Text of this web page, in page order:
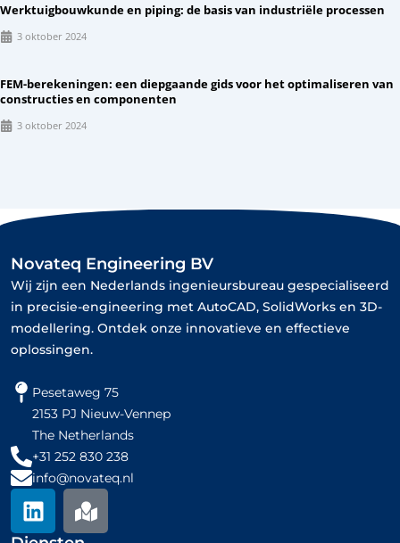
Werktuigbouwkunde en piping: de basis van industriële processen
3 oktober 2024
FEM-berekeningen: een diepgaande gids voor het optimaliseren van
constructies en componenten
3 oktober 2024
Novateq Engineering BV
Wij zijn een Nederlands ingenieursbureau gespecialiseerd
in precisie-engineering met AutoCAD, SolidWorks en 3D-
modellering. Ontdek onze innovatieve en effectieve
oplossingen.
Pesetaweg 75
2153 PJ Nieuw-Vennep
The Netherlands
+31 252 830 238
info@novateq.nl
L
i
M
a